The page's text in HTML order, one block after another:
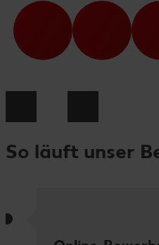
So läuft unser